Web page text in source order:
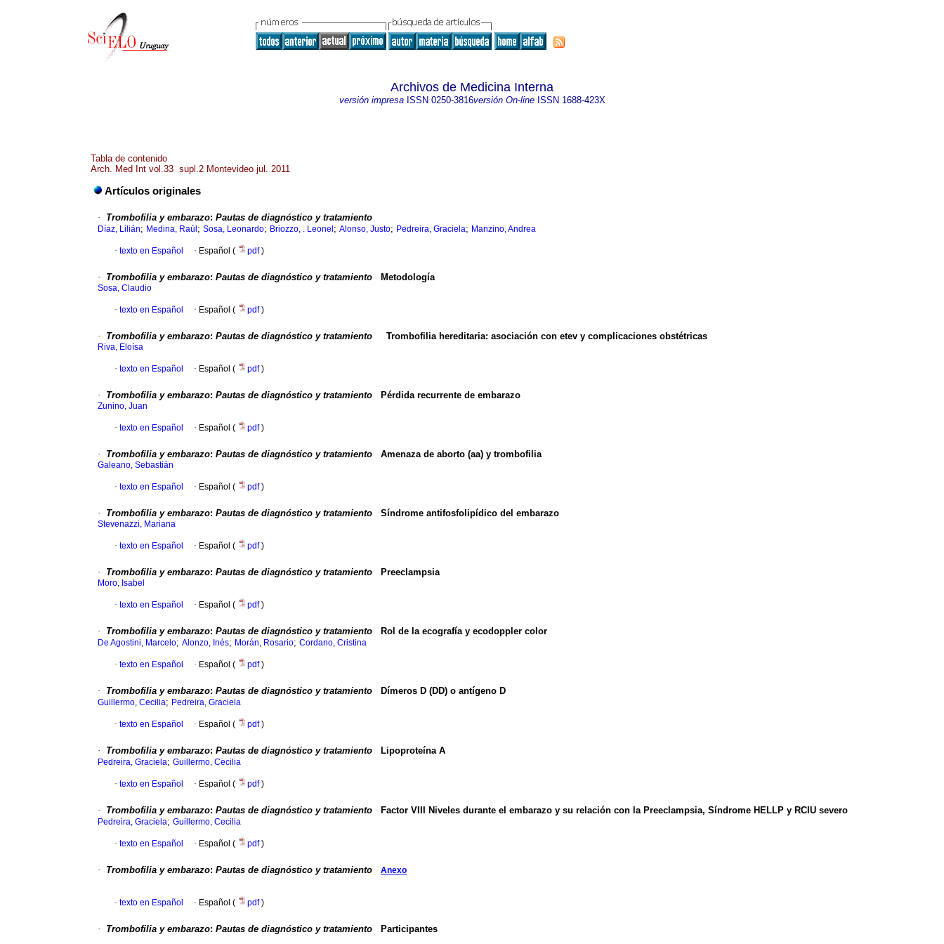
Archivos de Medicina Interna
versión impresaISSN 0250-3816versión On-lineISSN 1688-423X
Tabla de contenido
Arch. Med Int vol.33 supl.2 Montevideo jul. 2011
Artículos originales
· Trombofilia y embarazo: Pautas de diagnóstico y tratamiento
Díaz, Lilián; Medina, Raúl ; Sosa, Leonardo; Briozzo, . Leonel ; Alonso, Justo; Pedreira, Graciela; Manzino, Andrea
· texto en Español · Español ( pdf)
· Trombofilia y embarazo: Pautas de diagnóstico y tratamiento Metodología
Sosa, Claudio
· texto en Español · Español ( pdf)
· Trombofilia y embarazo: Pautas de diagnóstico y tratamiento Trombofilia hereditaria: asociación con etev y complicaciones obstétricas
Riva, Eloísa
· texto en Español · Español ( pdf)
· Trombofilia y embarazo: Pautas de diagnóstico y tratamiento Pérdida recurrente de embarazo
Zunino, Juan
· texto en Español · Español ( pdf)
· Trombofilia y embarazo: Pautas de diagnóstico y tratamiento Amenaza de aborto (aa) y trombofilia
Galeano, Sebastián
· texto en Español · Español ( pdf)
· Trombofilia y embarazo: Pautas de diagnóstico y tratamiento Síndrome antifosfolipídico del embarazo
Stevenazzi, Mariana
· texto en Español · Español ( pdf)
· Trombofilia y embarazo: Pautas de diagnóstico y tratamiento Preeclampsia
Moro, Isabel
· texto en Español · Español ( pdf)
· Trombofilia y embarazo: Pautas de diagnóstico y tratamiento Rol de la ecografía y ecodoppler color
De Agostini, Marcelo; Alonzo, Inés; Morán, Rosario; Cordano, Cristina
· texto en Español · Español ( pdf)
· Trombofilia y embarazo: Pautas de diagnóstico y tratamiento Dímeros D (DD) o antígeno D
Guillermo, Cecilia; Pedreira, Graciela
· texto en Español · Español ( pdf)
· Trombofilia y embarazo: Pautas de diagnóstico y tratamiento Lipoproteína A
Pedreira, Graciela; Guillermo, Cecilia
· texto en Español · Español ( pdf)
· Trombofilia y embarazo: Pautas de diagnóstico y tratamiento Factor VIII Niveles durante el embarazo y su relación con la Preeclampsia, Síndrome HELLP y RCIU severo
Pedreira, Graciela; Guillermo, Cecilia
· texto en Español · Español ( pdf)
· Trombofilia y embarazo: Pautas de diagnóstico y tratamiento Anexo
· texto en Español · Español ( pdf)
· Trombofilia y embarazo: Pautas de diagnóstico y tratamiento Participantes